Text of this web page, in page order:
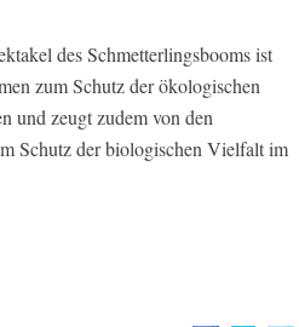
des Schmetterlingsbooms ist
zum Schutz der ökologischen
und zeugt zudem von den
Schutz der biologischen Vielfalt im